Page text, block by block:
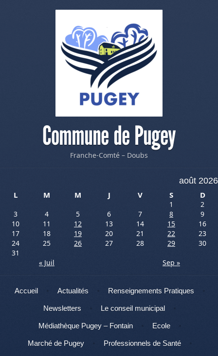
Commune de Pugey
Franche-Comté – Doubs
août 2026
L
M M J V S D
1
2
3
4 5 6 7 8
9
10
11 12 13 14 15
16
17
18 19 20 21 22
23
24
25 26 27 28 29
30
31
« Juil
Sep »
Menu
Aller au contenu
Accueil Actualités Renseignements Pratiques
Newsletters Le conseil municipal
Médiathèque Pugey – Fontain Ecole
Marché de Pugey Professionnels de Santé